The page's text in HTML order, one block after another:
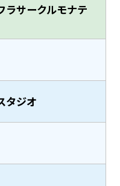
ラサークルモナテ
タジオ